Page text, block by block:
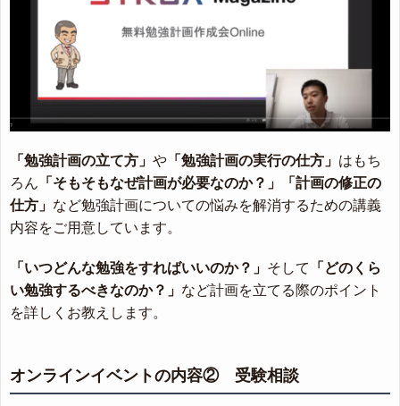
「勉強計画の立て方」 や 「勉強計画の実行の仕方」 はもち
ろん 「そもそもなぜ計画が必要なのか？」
「計画の修正の
仕方」 など勉強計画についての悩みを解消するための講義
内容をご用意しています。
「いつどんな勉強をすればいいのか？」 そして
「どのくら
い勉強するべきなのか？」 など計画を立てる際のポイント
を詳しくお教えします。
オンラインイベントの内容② 受験相談